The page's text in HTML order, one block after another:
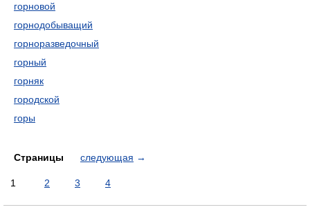
горновой
горнодобыващий
горноразведочный
горный
горняк
городской
горы
Страницы следующая →
1 2 3 4